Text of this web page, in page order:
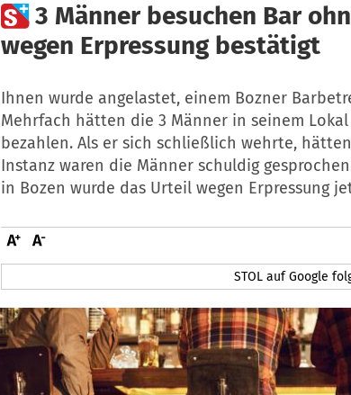
3 Männer besuchen Bar
wegen Erpressung bestätigt
Ihnen wurde angelastet, einem Bozner
Mehrfach hätten die 3 Männer in seinem
bezahlen. Als er sich schließlich wehrte,
Instanz waren die Männer schuldig
in Bozen wurde das Urteil wegen Erpressung
STOL auf Google